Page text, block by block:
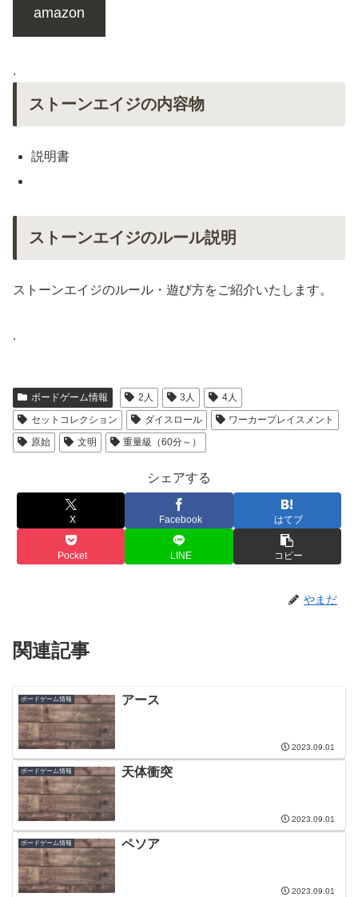
amazon
.
ストーンエイジの内容物
説明書
ストーンエイジのルール説明
ストーンエイジのルール・遊び方をご紹介いたします。
.
ボードゲーム情報 2人 3人
4人
セットコレクション
ダイスロール
ワーカープレイスメント
原始
文明 重量級（60分～）
シェアする
X Facebook はてブ
Pocket LINE コピー
やまだ
関連記事
ボードゲーム情報 アース
2023.09.01
ボードゲーム情報 天体衝突
2023.09.01
ボードゲーム情報 ペソア
2023.09.01